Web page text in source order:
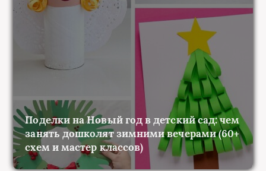
Поделки на Новый год в детский сад: чем
занять дошколят зимними вечерами (60+
схем и мастер классов)